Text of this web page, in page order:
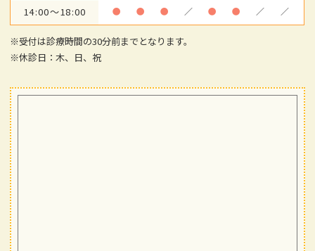
14:00～18:00 ● ● ● ／ ● ● ／ ／
※受付は診療時間の30分前までとなります。
※休診日：木、日、祝